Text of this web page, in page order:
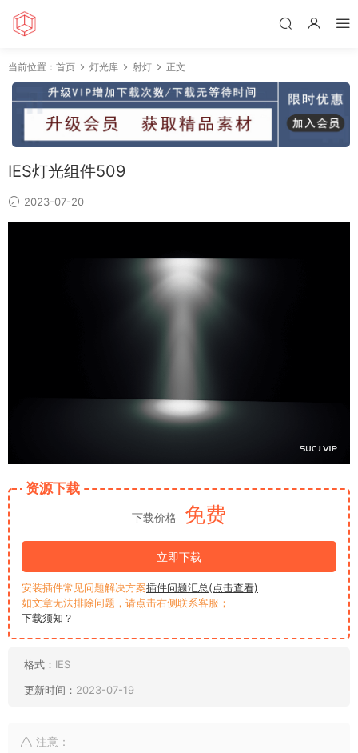
当前位置： 首页 灯光库 射灯 正文
IES灯光组件509
2023-07-20
资源下载
下载价格 免费
立即下载
安装插件常见问题解决方案插件问题汇总(点击查看)
如文章无法排除问题，请点击右侧联系客服；
下载须知？
格式： IES
更新时间： 2023-07-19
注意：